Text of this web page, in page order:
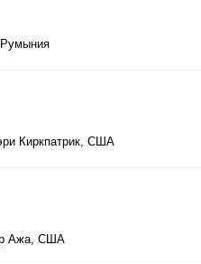
Киркпатрик, США
Ажа, США